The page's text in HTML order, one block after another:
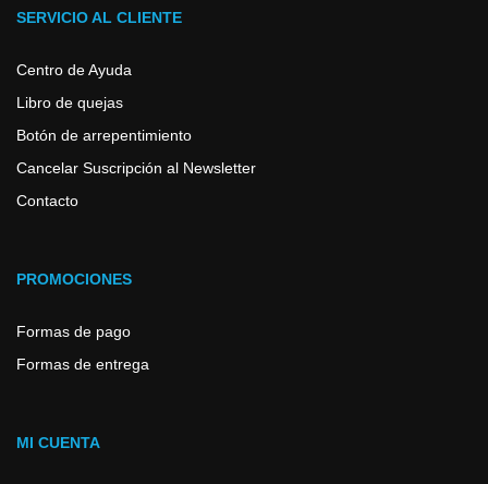
SERVICIO AL CLIENTE
Centro de Ayuda
Libro de quejas
Botón de arrepentimiento
Cancelar Suscripción al Newsletter
Contacto
PROMOCIONES
Formas de pago
Formas de entrega
MI CUENTA